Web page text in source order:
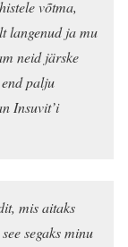
võtma,
langenud ja mu
neid järske
palju
Insuvit’i
mis aitaks
segaks minu